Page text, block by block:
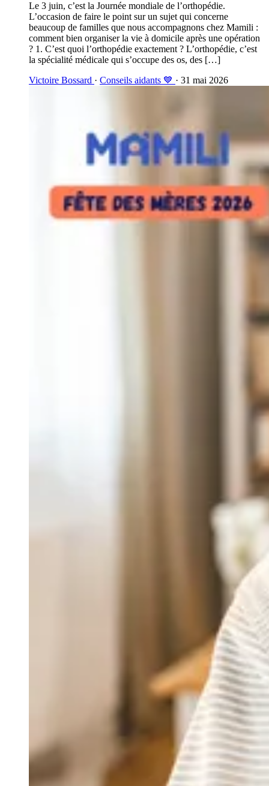
Le 3 juin, c’est la Journée mondiale de l’orthopédie.
L’occasion de faire le point sur un sujet qui concerne
beaucoup de familles que nous accompagnons chez Mamili :
comment bien organiser la vie à domicile après une opération
? 1. C’est quoi l’orthopédie exactement ? L’orthopédie, c’est
la spécialité médicale qui s’occupe des os, des […]
Victoire Bossard · Conseils aidants 💙 · 31 mai 2026